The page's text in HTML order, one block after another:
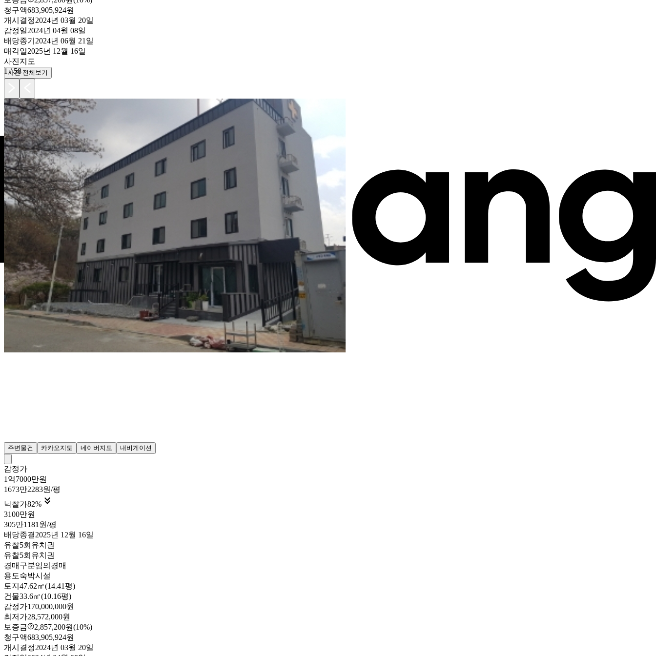
청구액683,905,924원
개시결정2024년 03월 20일
감정일2024년 04월 08일
배당종기 2024년 06월 21일
매각일2025년 12월 16일
사진지도
1 /58
사진 전체보기
주변물건 카카오지도 네이버지도 내비게이션
감정가
1억7000만원
1673만2283원/평
낙찰가82% 
3100만원
305만1181원/평
배당종결2025년 12월 16일
유찰5회 유치권
유찰5회 유치권
경매구분임의경매
용도숙박시설
토지 47.62㎡(14.41평)
건물33.6㎡(10.16평)
감정가170,000,000원
최저가28,572,000원
보증금
2,857,200원(10%)
청구액683,905,924원
개시결정2024년 03월 20일